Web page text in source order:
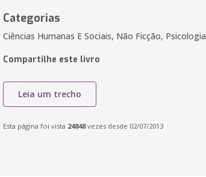
Categorias
Ciências Humanas E Sociais, Não Ficção, Psicologia
Compartilhe este livro
Leia um trecho
Esta página foi vista 24848vezes desde 02/07/2013